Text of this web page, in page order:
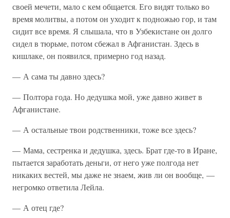
своей мечети, мало с кем общается. Его видят только во
время молитвы, а потом он уходит к подножью гор, и там
сидит все время. Я слышала, что в Узбекистане он долго
сидел в тюрьме, потом сбежал в Афганистан. Здесь в
кишлаке, он появился, примерно год назад.
— А сама ты давно здесь?
— Полтора года. Но дедушка мой, уже давно живет в
Афганистане.
— А остальные твои родственники, тоже все здесь?
— Мама, сестренка и дедушка, здесь. Брат где-то в Иране,
пытается заработать деньги, от него уже полгода нет
никаких вестей, мы даже не знаем, жив ли он вообще, —
негромко ответила Лейла.
— А отец где?